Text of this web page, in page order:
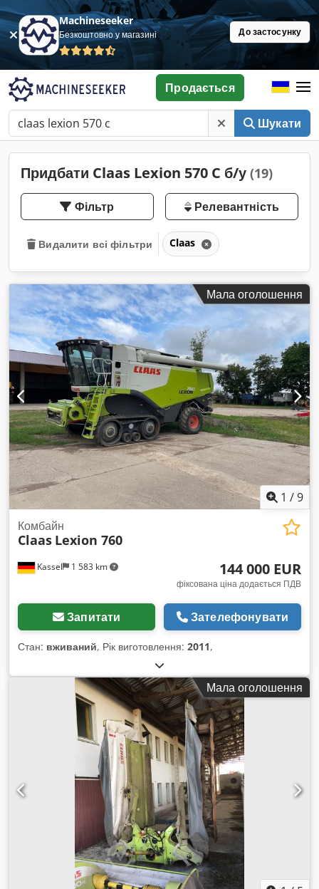
Machineseeker
Безкоштовно у магазині До застосунку
Шукати
Продається
Придбати Claas Lexion 570 C б/у (19)
Фільтр Релевантність
Видалити всі фільтри Claas
Мала оголошення
1 /9
Kassel 1 583 km
Комбайн
Claas Lexion 760
144 000 EUR
фіксована ціна додається ПДВ
Запитати Зателефонувати
Стан: вживаний, Рік виготовлення: 2011,
Мала оголошення